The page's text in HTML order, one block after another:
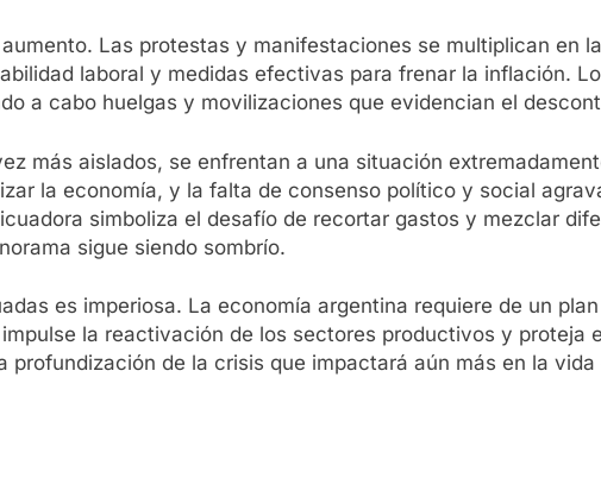
Las protestas y manifestaciones se multiplican en
laboral y medidas efectivas para frenar la inflación.
a cabo huelgas y movilizaciones que evidencian el
más aislados, se enfrentan a una situación
la economía, y la falta de consenso político y social
simboliza el desafío de recortar gastos y mezclar
sigue siendo sombrío.
es imperiosa. La economía argentina requiere de un
la reactivación de los sectores productivos y proteja
de la crisis que impactará aún más en la